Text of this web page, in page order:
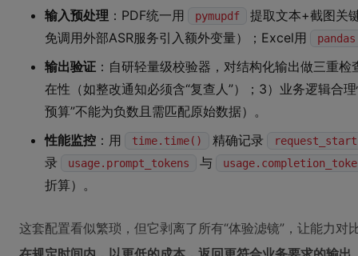
输入预处理 ：PDF统一用 pymupdf
提取文本+截图关
免调用外部ASR服务引入额外变量）；Excel用
pandas
输出验证 ：自研轻量级校验器，对结构化输出做三重
在性（如整改通知必须含“复查人”）；3）业务逻辑合
预算”不能为负数且需匹配原始数据）。
性能监控 ：用 time.time() 精确记录 request_start
录 usage.prompt_tokens 与
折算）。
这套配置看似繁琐，但它剥离了所有“体验滤镜”，让能力对